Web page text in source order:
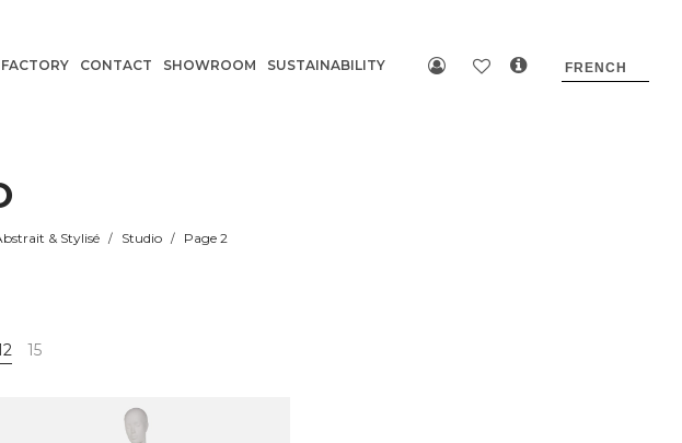
CONTACT SHOWROOM SUSTAINABILITY
& Stylisé / Studio / Page 2
15